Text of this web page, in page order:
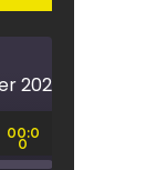
00:0
0